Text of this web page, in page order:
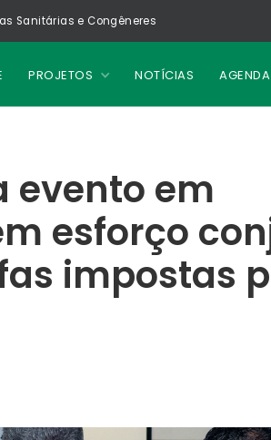
Sanitárias e Congêneres
PROJETOS NOTÍCIAS AGENDA
evento em
esforço
impostas